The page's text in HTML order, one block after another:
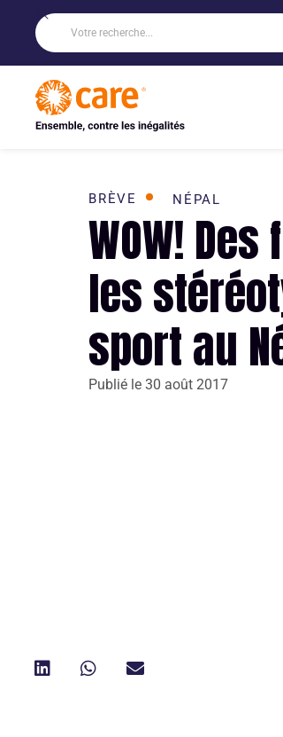
BRÈVE NÉPAL
WOW!
les
sport au
Publié le 30 août 2017